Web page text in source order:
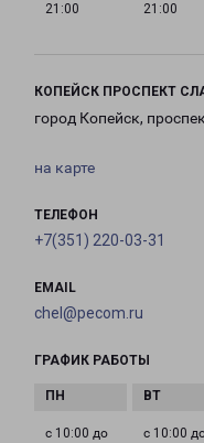
21:00
21:00
КОПЕЙСК ПРОСПЕКТ
город Копейск,
на карте
ТЕЛЕФОН
+7(351) 220-03-31
EMAIL
chel@pecom.ru
ГРАФИК РАБОТЫ
с 10:00 до
с 10:00